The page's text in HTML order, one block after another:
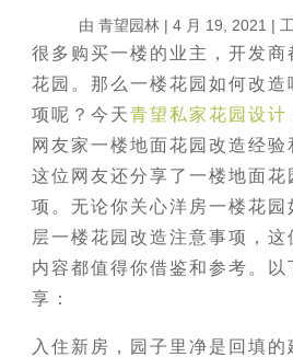
由 青望园林 | 4 月 19, 2021 |
很多购买一楼的业主，开发商
花园。那么一楼花园如何改造
项呢？今天青望私家花园设计
网友家一楼地面花园改造经验
这位网友还分享了一楼地面花
项。无论你关心洋房一楼花园
层一楼花园改造注意事项，这
内容都值得你借鉴和参考。以
享：
入住新房，园子里净是回填的